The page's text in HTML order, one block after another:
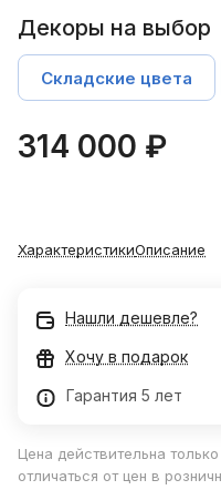
Декоры на выбор
Складские цвета
314 000 ₽
ХарактеристикиОписание
Нашли дешевле?
Хочу в подарок
Гарантия 5 лет
Цена действительна
отличаться от цен в